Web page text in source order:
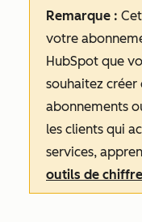
Remarque :
votre
HubSpot que
souhaitez créer
abonnements
les clients qui
services,
outils de